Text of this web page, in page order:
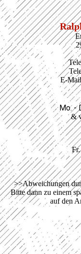
E-Mail
Mo. -
&
>>Abweichungen
Bitte dann zu einem
auf den